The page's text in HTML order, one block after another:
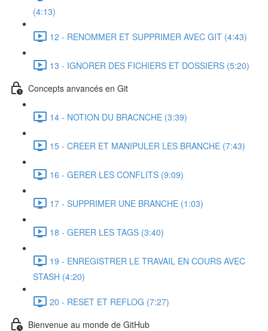
(4:13)
12 - RENOMMER ET SUPPRIMER AVEC GIT (4:43)
13 - IGNORER DES FICHIERS ET DOSSIERS (5:20)
Concepts anvancés en Git
14 - NOTION DU BRACNCHE (3:39)
15 - CREER ET MANIPULER LES BRANCHE (7:43)
16 - GERER LES CONFLITS (9:09)
17 - SUPPRIMER UNE BRANCHE (1:03)
18 - GERER LES TAGS (3:40)
19 - ENREGISTRER LE TRAVAIL EN COURS AVEC
STASH (4:20)
20 - RESET ET REFLOG (7:27)
Bienvenue au monde de GitHub